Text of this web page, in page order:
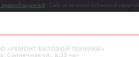
правообладателей | Сайт не является публичной офертой.
«РЕМОНТ БЫТОВОЙ ТЕХНИКИ»
Солнечная ул., д.33 «а»